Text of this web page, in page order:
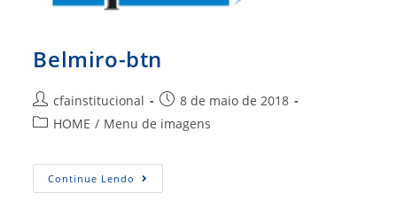
Belmiro-btn
Autor
do
cfainstitucional
Post
publicado:
8 de maio de 2018
Categoria
post:
HOME / Menu de imagens
Continue Lendo Belmiro-
Btn